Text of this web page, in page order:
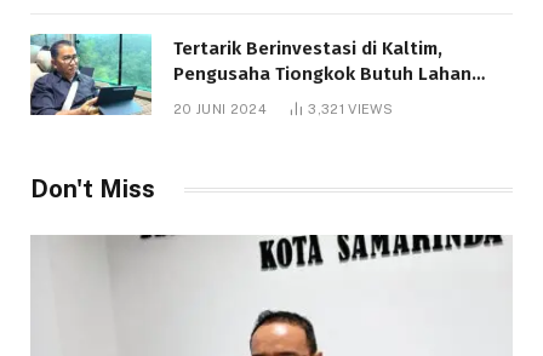
Tertarik Berinvestasi di Kaltim,
Pengusaha Tiongkok Butuh Lahan
1.000 Hektare
20 JUNI 2024 3,321VIEWS
Don't Miss